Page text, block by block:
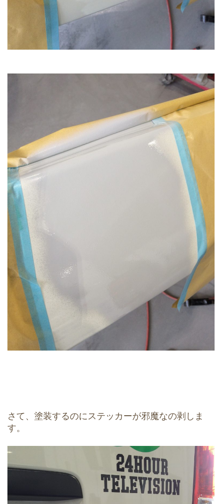
さて、塗装するのにステッカーが邪魔なの剥しま
す。